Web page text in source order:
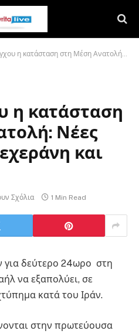
στη Μέση Ανατολή: Νέες εκρήξεις σε Τεχεράνη και Ισραήλ
η κατάσταση
Νέες
και
Σχόλια 1 Min Read
δεύτερο 24ωρο στη
να εξαπολύει, σε
κατά του Ιράν.
στην πρωτεύουσα